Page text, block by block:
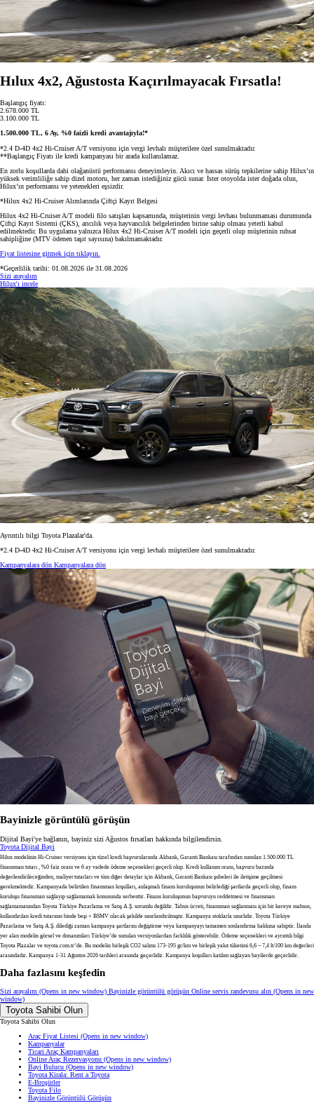
Hılux 4x2, Ağustosta Kaçırılmayacak Fırsatla!
Başlangıç fiyatı:
2.678.000 TL
3.100.000 TL
1.500.000 TL, 6 Ay, %0 faizli kredi avantajıyla!*
*2.4 D-4D 4x2 Hi-Cruiser A/T versiyonu için vergi levhalı müşterilere özel sunulmaktadır.
**Başlangıç Fiyatı ile kredi kampanyası bir arada kullanılamaz.
En zorlu koşullarda dahi olağanüstü performansı deneyimleyin. Akıcı ve hassas sürüş tepkilerine sahip Hilux’ın
yüksek verimliliğe sahip dizel motoru, her zaman istediğiniz gücü sunar. İster otoyolda ister doğada olun,
Hilux’ın performansı ve yetenekleri eşsizdir.
*Hilux 4x2 Hi-Cruiser Alımlarında Çiftçi Kayıt Belgesi
Hilux 4x2 Hi-Cruiser A/T modeli filo satışları kapsamında, müşterinin vergi levhası bulunmaması durumunda
Çiftçi Kayıt Sistemi (ÇKS), arıcılık veya hayvancılık belgelerinden birine sahip olması yeterli kabul
edilmektedir. Bu uygulama yalnızca Hilux 4x2 Hi-Cruiser A/T modeli için geçerli olup müşterinin ruhsat
sahipliğine (MTV ödenen taşıt sayısına) bakılmamaktadır.
Fiyat listesine gitmek için tıklayın.
*Geçerlilik tarihi: 01.08.2026 ile 31.08.2026
Sizi arayalım
Hilux'ı incele
Ayrıntılı bilgi Toyota Plazalar'da.
*2.4 D-4D 4x2 Hi-Cruiser A/T versiyonu için vergi levhalı müşterilere özel sunulmaktadır.
Kampanyalara dön Kampanyalara dön
Bayinizle görüntülü görüşün
Dijital Bayi'ye bağlanın, bayiniz sizi Ağustos fırsatları hakkında bilgilendirsin.
Toyota Dijital Bayi
Hilux modelinin Hi-Cruiser versiyonu için tüzel kredi başvurularında Akbank, Garanti Bankası tarafından sunulan 1.500.000 TL
finansman tutarı , %0 faiz oranı ve 6 ay vadede ödeme seçenekleri geçerli olup. Kredi kullanım oranı, başvuru bazında
değerlendirileceğinden, maliyet tutarları ve tüm diğer detaylar için Akbank, Garanti Bankası şubeleri ile iletişime geçilmesi
gerekmektedir. Kampanyada belirtilen finansman koşulları, anlaşmalı finans kuruluşunun belirlediği şartlarda geçerli olup, finans
kuruluşu finansman sağlayıp sağlamamak konusunda serbesttir. Finans kuruluşunun başvuruyu reddetmesi ve finansman
sağlamamasından Toyota Türkiye Pazarlama ve Satış A.Ş. sorumlu değildir. Tahsis ücreti, finansman sağlanması için bir kereye mahsus,
kullandırılan kredi tutarının binde beşi + BSMV olacak şekilde sınırlandırılmıştır. Kampanya stoklarla sınırlıdır. Toyota Türkiye
Pazarlama ve Satış A.Ş. dilediği zaman kampanya şartlarını değiştirme veya kampanyayı tamamen sonlandırma hakkına sahiptir. İlanda
yer alan modelin görsel ve donanımları Türkiye’de sunulan versiyonlardan farklılık gösterebilir. Ödeme seçenekleri ve ayrıntılı bilgi
Toyota Plazalar ve toyota.com.tr’de. Bu modelin birleşik CO2 salımı 173-195 gr/km ve birleşik yakıt tüketimi 6,6 – 7,4 lt/100 km değerleri
arasındadır. Kampanya 1-31 Ağustos 2026 tarihleri arasında geçerlidir. Kampanya koşulları katılım sağlayan bayilerde geçerlidir.
Daha fazlasını keşfedin
Sizi arayalım (Opens in new window) Bayinizle görüntülü görüşün Online servis randevusu alın (Opens in new
window)
Toyota Sahibi Olun
Toyota Sahibi Olun
Araç Fiyat Listesi (Opens in new window)
Kampanyalar
Ticari Araç Kampanyaları
Online Araç Rezervasyonu (Opens in new window)
Bayi Bulucu (Opens in new window)
Toyota Kirala: Rent a Toyota
E-Broşürler
Toyota Filo
Bayinizle Görüntülü Görüşün